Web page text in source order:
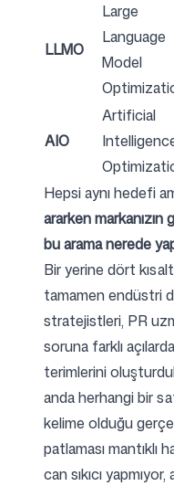
LLMO
Large
Language
Model
AIO
Artificial
Hepsi aynı hedefi
ararken markanızın
bu arama nerede
Bir yerine dört
tamamen endüstri
stratejistleri, PR
soruna farklı
terimlerini
anda herhangi bir
kelime olduğu
patlaması mantıklı
can sıkıcı